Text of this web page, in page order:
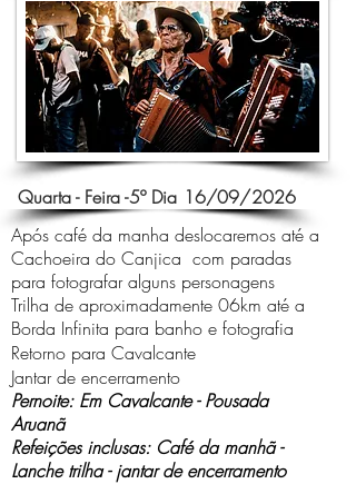
Quarta - Feira -5º Dia 16/09/2026
Após café da manha deslocaremos até a
Cachoeira do Canjica com paradas
para fotografar alguns personagens
Trilha de aproximadamente 06km até a
Borda Infinita para banho e fotografia
Retorno para Cavalcante
Jantar de encerramento
Pernoite: Em Cavalcante - Pousada
Aruanã
Refeições inclusas: Café da manhã -
Lanche trilha - jantar de encerramento